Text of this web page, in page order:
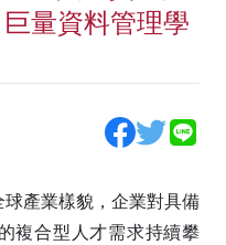
量資料管理學
產業樣貌，企業對具備
複合型人才需求持續攀